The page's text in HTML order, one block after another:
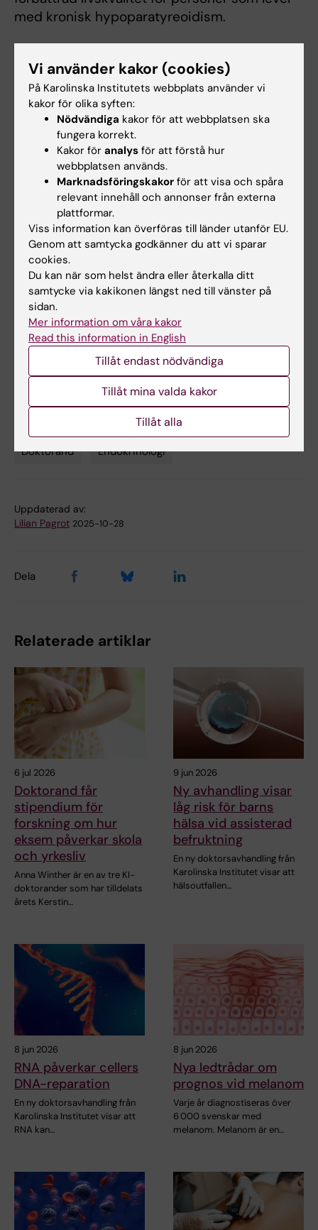
med kronisk hypoparatyreoidism.
–Jag kommer närmast att fokusera på att
etablera Region Stockholms kunskapscentrum
för osteoporos vid ME Endokrinologi,
Karolinska Universitetssjukhuset i Huddinge.
Parallellt planerar jag att kombinera kliniskt
arbete med fortsatt undervisning och
forskning, med fokus på både
hypoparatyreoidism och osteoporos, säger
Wafa Kamal.
Disputation
Fredagen den 7 november 2025 kl 09:15Lilla
salen QA31:01, Karolinska vägen 37A, Karolinska
Universitetssjukhuset
Hypoparathyroidism : epidemiological studies
from prevalence to mortality
Doktorand Endokrinologi
Uppdaterad av:
Lilian Pagrot 2025-10-28
Dela
Relaterade artiklar
6 jul 2026
Doktorand får
stipendium för
forskning om hur
eksem påverkar skola
och yrkesliv
Anna Winther är en av tre KI-
doktorander som har tilldelats
årets Kerstin…
9 jun 2026
Ny avhandling visar
låg risk för barns
hälsa vid assisterad
befruktning
En ny doktorsavhandling från
Karolinska Institutet visar att
hälsoutfallen…
8 jun 2026
RNA påverkar cellers
DNA-reparation
En ny doktorsavhandling från
Karolinska Institutet visar att
RNA kan…
8 jun 2026
Nya ledtrådar om
prognos vid melanom
Varje år diagnostiseras över
6 000 svenskar med
melanom. Melanom är en…
Vi använder kakor (cookies)
På Karolinska Institutets webbplats använder vi
kakor för olika syften:
Nödvändiga kakor för att webbplatsen ska
fungera korrekt.
Kakor för analys för att förstå hur
webbplatsen används.
Marknadsföringskakor för att visa och spåra
relevant innehåll och annonser från externa
plattformar.
Viss information kan överföras till länder utanför EU.
Genom att samtycka godkänner du att vi sparar
cookies.
Du kan när som helst ändra eller återkalla ditt
samtycke via kakikonen längst ned till vänster på
sidan.
Mer information om våra kakor
Read this information in English
Tillåt endast nödvändiga
Tillåt mina valda kakor
Tillåt alla